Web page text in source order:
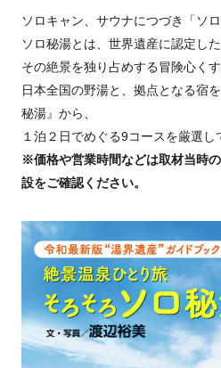
ソロキャン、サウナにつづき「ソ
ソロ秘湯とは、世界遺産に認定し
その絶景を独り占めする冒険心く
日本全国の野湯と、拠点となる宿
秘湯』から、
１泊２日でめぐる9コースを厳選し
※価格や営業時間などは取材当時
設をご確認ください。